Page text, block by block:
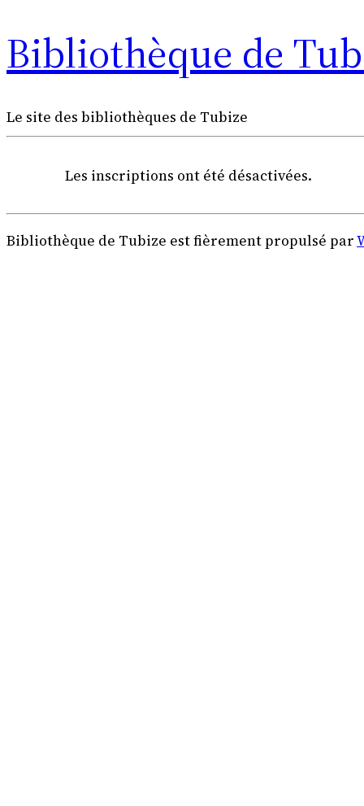
Bibliothèque de
Le site des bibliothèques de Tubize
Les inscriptions ont été désactivées.
Bibliothèque de Tubize est fièrement propulsé par